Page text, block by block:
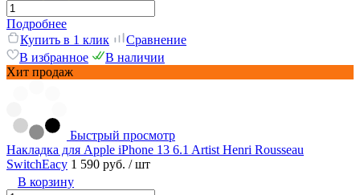
Подробнее
Купить в 1 клик
Сравнение
В избранное
В наличии
Хит продаж
Быстрый просмотр
Накладка для Apple iPhone 13 6.1 Artist Henri Rousseau
SwitchEacy 1 590 руб. / шт
В корзину